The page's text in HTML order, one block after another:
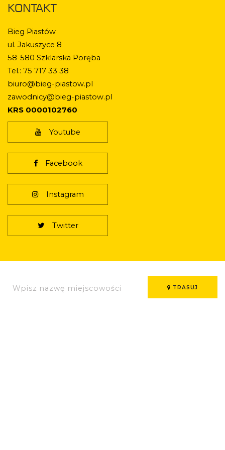
KONTAKT
Bieg Piastów
ul. Jakuszyce 8
58-580 Szklarska Poręba
Tel.: 75 717 33 38
biuro@bieg-piastow.pl
zawodnicy@bieg-piastow.pl
KRS 0000102760
Youtube
Facebook
Instagram
Twitter
TRASUJ